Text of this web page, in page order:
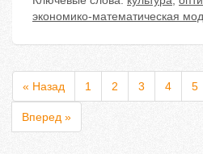
экономико-математическая
« Назад 1 2 3 4 5
Вперед »